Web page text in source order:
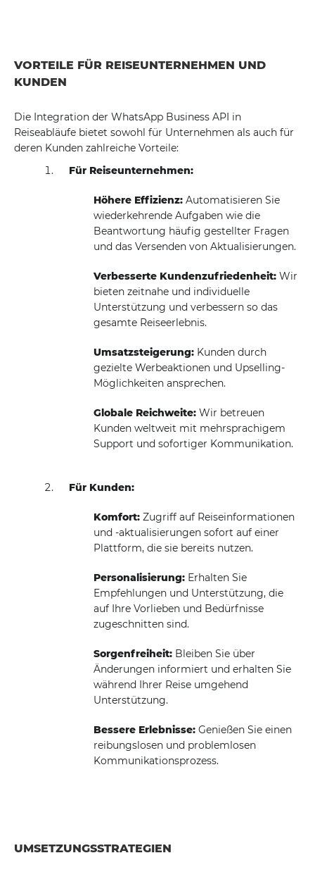
VORTEILE FÜR REISEUNTERNEHMEN UND
KUNDEN
Die Integration der WhatsApp Business API in
Reiseabläufe bietet sowohl für Unternehmen als auch für
deren Kunden zahlreiche Vorteile:
Für Reiseunternehmen:
Höhere Effizienz:Automatisieren Sie
wiederkehrende Aufgaben wie die
Beantwortung häufig gestellter Fragen
und das Versenden von Aktualisierungen.
Verbesserte Kundenzufriedenheit:Wir
bieten zeitnahe und individuelle
Unterstützung und verbessern so das
gesamte Reiseerlebnis.
Umsatzsteigerung:Kunden durch
gezielte Werbeaktionen und Upselling-
Möglichkeiten ansprechen.
Globale Reichweite:Wir betreuen
Kunden weltweit mit mehrsprachigem
Support und sofortiger Kommunikation.
Für Kunden:
Komfort:Zugriff auf Reiseinformationen
und -aktualisierungen sofort auf einer
Plattform, die sie bereits nutzen.
Personalisierung:Erhalten Sie
Empfehlungen und Unterstützung, die
auf Ihre Vorlieben und Bedürfnisse
zugeschnitten sind.
Sorgenfreiheit:Bleiben Sie über
Änderungen informiert und erhalten Sie
während Ihrer Reise umgehend
Unterstützung.
Bessere Erlebnisse:Genießen Sie einen
reibungslosen und problemlosen
Kommunikationsprozess.
UMSETZUNGSSTRATEGIEN